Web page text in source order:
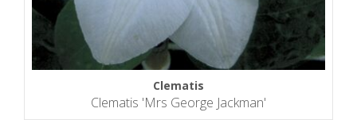
Clematis
Clematis 'Mrs George Jackman'